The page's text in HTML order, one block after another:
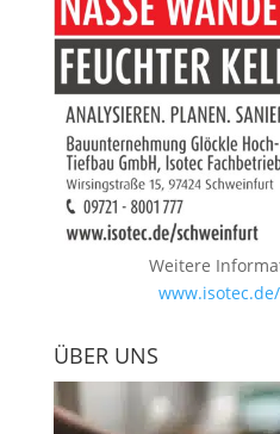
Weitere
ÜBER UNS